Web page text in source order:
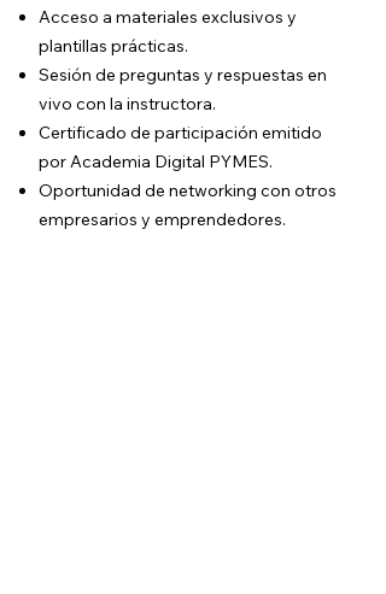
Acceso a materiales exclusivos y
plantillas prácticas.
Sesión de preguntas y respuestas en
vivo con la instructora.
Certificado de participación emitido
por Academia Digital PYMES.
Oportunidad de networking con otros
empresarios y emprendedores.